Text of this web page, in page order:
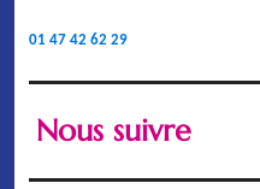
01 47 42 62 29
Nous suivre